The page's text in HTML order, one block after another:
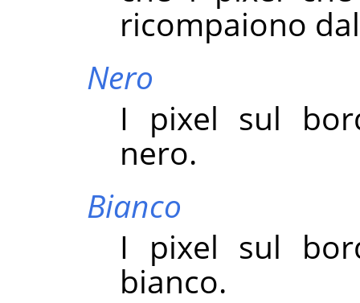
ricompaiono
Nero
I pixel sul
nero.
Bianco
I pixel sul
bianco.